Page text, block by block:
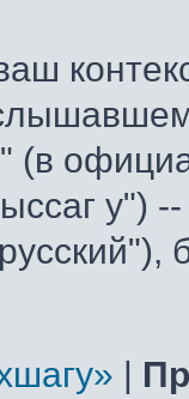
(в
у") --
|